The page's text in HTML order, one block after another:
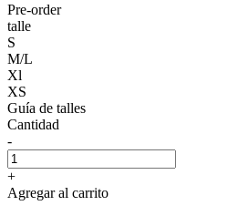
Pre-order
talle
S
M/L
Xl
XS
Guía de talles
Cantidad
-
+
Agregar al carrito